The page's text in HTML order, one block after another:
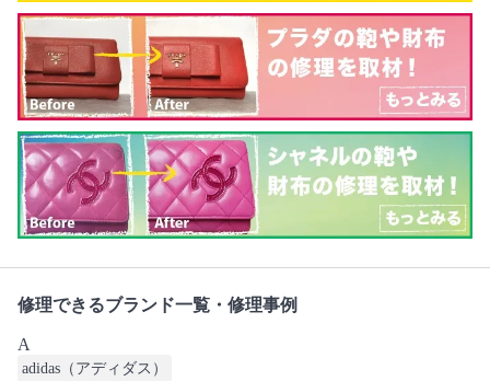
修理できるブランド一覧・修理事例
A
adidas（アディダス）